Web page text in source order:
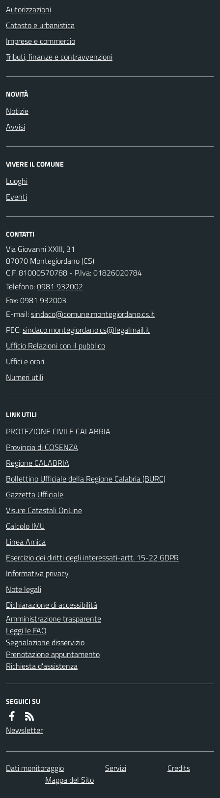
Autorizzazioni
Catasto e urbanistica
Imprese e commercio
Tributi, finanze e contravvenzioni
NOVITÀ
Notizie
Avvisi
VIVERE IL COMUNE
Luoghi
Eventi
CONTATTI
Via Giovanni XXIII, 31
87070 Montegiordano (CS)
C.F. 81000570788 - P.Iva: 01826020784
Telefono:0981 932002
Fax: 0981 932003
E-mail:
PEC:
Ufficio Relazioni con il pubblico
Uffici e orari
Numeri utili
LINK UTILI
PROTEZIONE CIVILE CALABRIA
Provincia di COSENZA
Regione CALABRIA
Bollettino Ufficiale della Regione Calabria (BURC)
Gazzetta Ufficiale
Visure Catastali OnLine
Calcolo IMU
Linea Amica
Esercizio dei diritti degli interessati-artt. 15-22 GDPR
Informativa privacy
Note legali
Dichiarazione di accessibilità
Amministrazione trasparente
Leggi le FAQ
Segnalazione disservizio
Prenotazione appuntamento
Richiesta d'assistenza
SEGUICI SU
Newsletter
Dati monitoraggio Servizi
Credits
Mappa del Sito